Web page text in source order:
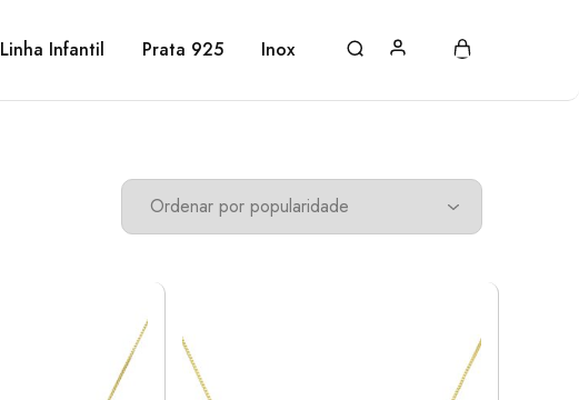
Linha Infantil Prata 925 Inox